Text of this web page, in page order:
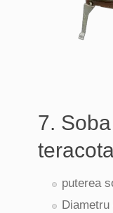
7.
puterea
Diametru